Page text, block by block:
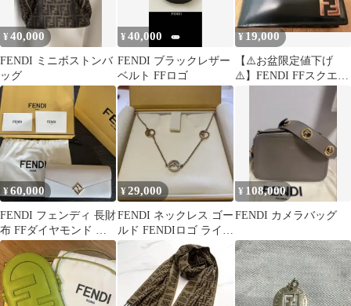
¥40,000
FENDI ミニボストンバ
ッグ
¥40,000
FENDI ブラックレザー
ベルト FFロゴ
¥19,000
【⚠️お盆限定値下げ
⚠️】FENDI FFスクエア
¥60,000
FENDI フェンディ 長財
布 FFダイヤモンド ツ
ートン チェーンウォ
レット
¥29,000
FENDI ネックレス ゴー
ルド FENDIロゴ ライン
ストーン
¥ 108,000
FENDI カメラバッグ